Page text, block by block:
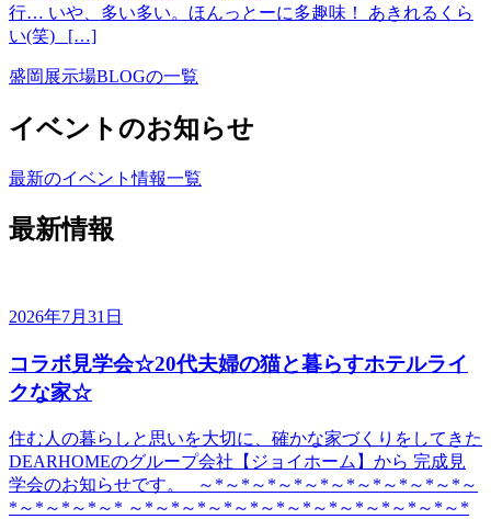
行… いや、多い多い。ほんっとーに多趣味！ あきれるくら
い(笑) […]
盛岡展示場BLOGの一覧
イベントのお知らせ
最新のイベント情報一覧
最新情報
2026年7月31日
コラボ見学会☆20代夫婦の猫と暮らすホテルライ
クな家☆
住む人の暮らしと思いを大切に、確かな家づくりをしてきた
DEARHOMEのグループ会社【ジョイホーム】から 完成見
学会のお知らせです。 ～*～*～*～*～*～*～*～*～*～*～
*～*～*～*～* ～*～*～*～*～*～*～*～*～*～*～*～*～*